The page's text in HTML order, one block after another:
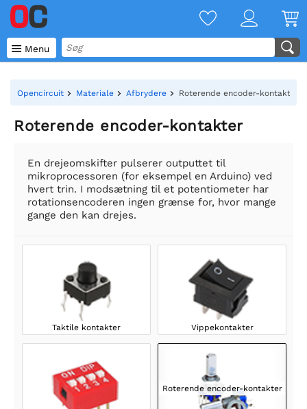
 Menu
Opencircuit Materiale Afbrydere Roterende encoder-kontakter
Roterende encoder-kontakter
En drejeomskifter pulserer outputtet til
mikroprocessoren (for eksempel en Arduino) ved
hvert trin. I modsætning til et potentiometer har
rotationsencoderen ingen grænse for, hvor mange
gange den kan drejes.
Taktile kontakter Vippekontakter
Roterende encoder-kontakter